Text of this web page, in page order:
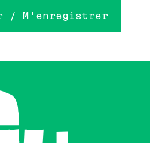
/ M'enregistrer